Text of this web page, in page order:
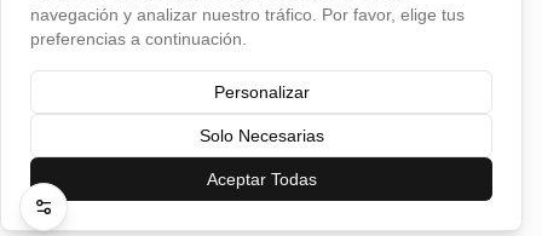
Telegram
TotMap, Todos los derechos reservados
Cambiar País
navegación y analizar nuestro tráfico. Por favor, elige tus
preferencias a continuación.
Personalizar
Solo Necesarias
Aceptar Todas